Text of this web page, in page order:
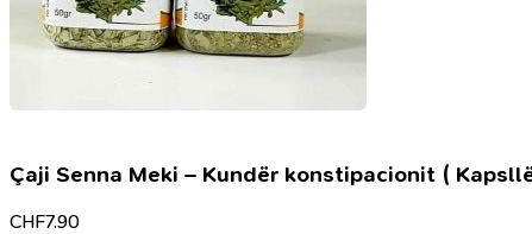
Çaji Senna Meki – Kundër konstipacionit (
CHF7.90